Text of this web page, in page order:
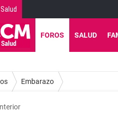
Salud
FOROS SALUD
Embarazo